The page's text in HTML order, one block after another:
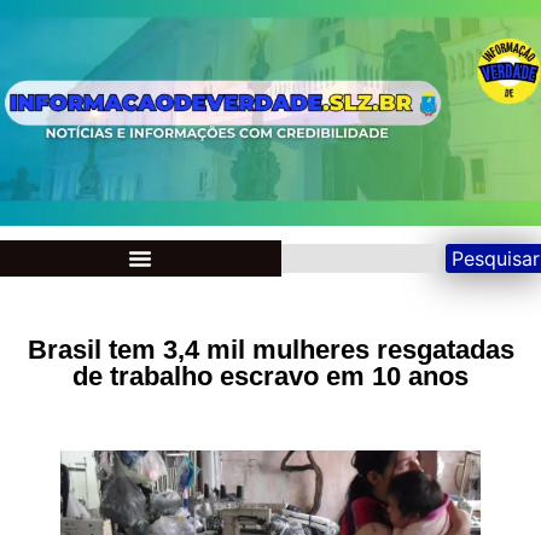
Pesquisar
Brasil tem 3,4 mil mulheres resgatadas
de trabalho escravo em 10 anos